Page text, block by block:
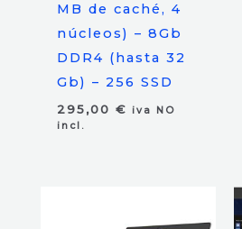
MB de caché, 4
núcleos) – 8Gb
DDR4 (hasta 32
Gb) – 256 SSD
295,00 €
iva NO
incl.